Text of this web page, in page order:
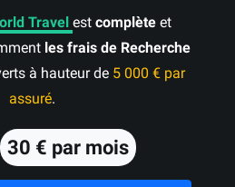
Travel est complète et
les frais de Recherche
à hauteur de 5 000 € par
assuré.
30 € par mois